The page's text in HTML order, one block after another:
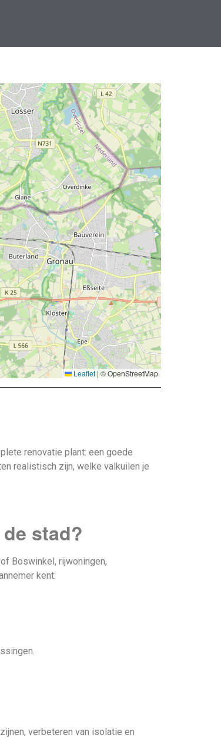
Leaflet | © OpenStreetMap
renovatie plant: een goede
realistisch zijn, welke valkuilen je
stad?
Boswinkel, rijwoningen,
kent:
verbeteren van isolatie en